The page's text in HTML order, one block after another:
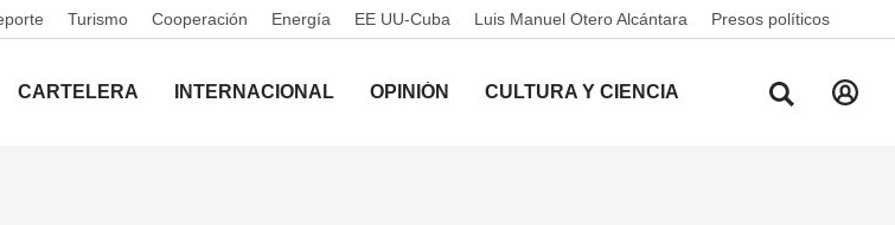
Turismo Cooperación Energía EE UU-Cuba Luis Manuel Otero Alcántara Presos políticos
CARTELERA INTERNACIONAL OPINIÓN CULTURA Y CIENCIA